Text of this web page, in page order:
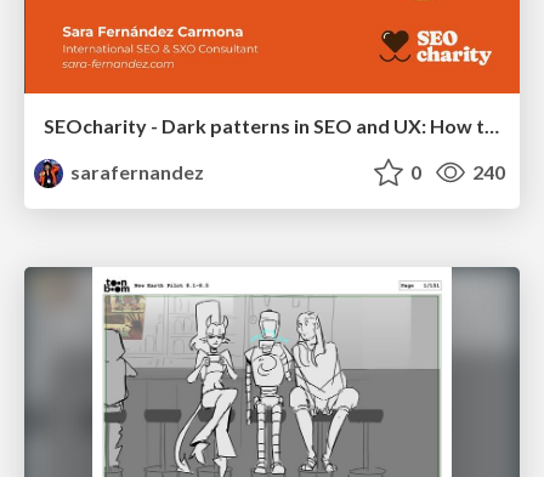
SEOcharity - Dark patterns in SEO and UX: How to avoid them and build a more ethical web
sarafernandez
0 240